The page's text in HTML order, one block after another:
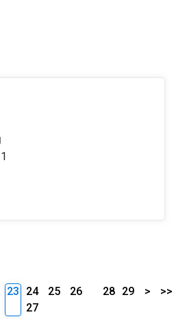
23 24 25
26
27
28 29 > >>